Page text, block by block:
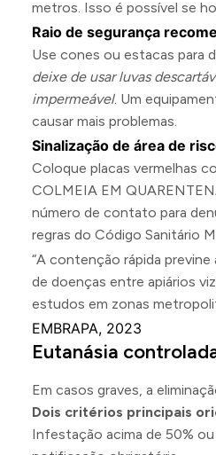
metros. Isso é possível se
Raio de segurança
Use cones ou estacas para
deixe de usar luvas
impermeável. Um
causar mais problemas.
Sinalização de área de
Coloque placas vermelhas
COLMEIA EM
número de contato para
regras do Código Sanitário
“A contenção rápida
de doenças entre apiários
estudos em zonas
EMBRAPA, 2023
Eutanásia
Em casos graves, a
Dois critérios principais
Infestação acima de 50%